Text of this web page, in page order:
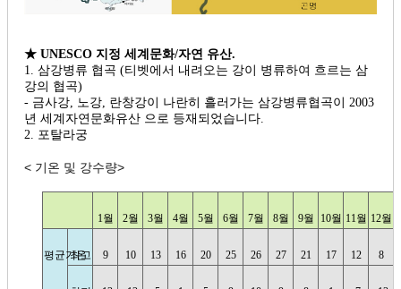
★ UNESCO 지정 세계문화/자연 유산.
1. 삼강병류 협곡 (티벳에서 내려오는 강이 병류하여 흐르는 삼
강의 협곡)
- 금사강, 노강, 란창강이 나란히 흘러가는 삼강병류협곡이 2003
년 세계자연문화유산 으로 등재되었습니다.
2. 포탈라궁
< 기온 및 강수량>
1월 2월 3월 4월 5월 6월 7월 8월 9월 10월 11월 12월
평균기온
최고 9 10 13 16 20 25 26 27 21 17 12 8